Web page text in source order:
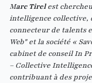
Marc Tirelest
intelligence collective,
connecteur de talents
Web" et la société «
cabinet de conseil In
– Collective
contribuant à des